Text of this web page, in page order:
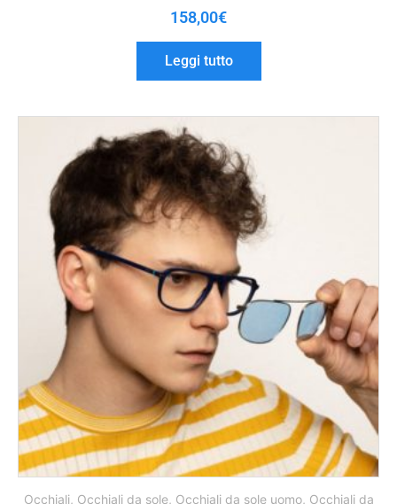
158,00€
Leggi tutto
Occhiali, Occhiali da sole, Occhiali da sole uomo, Occhiali da